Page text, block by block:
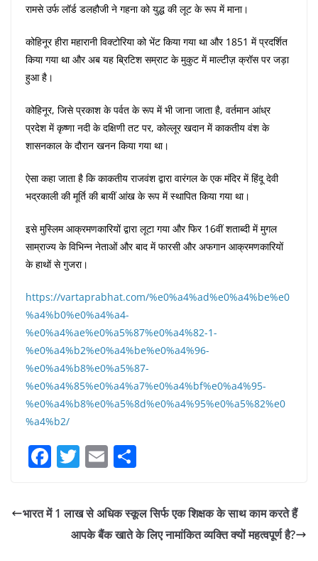
रामसे उर्फ ​​लॉर्ड डलहौजी ने गहना को युद्ध की लूट के रूप में माना।
कोहिनूर हीरा महारानी विक्टोरिया को भेंट किया गया था और 1851 में प्रदर्शित
किया गया था और अब यह ब्रिटिश सम्राट के मुकुट में माल्टीज़ क्रॉस पर जड़ा
हुआ है।
कोहिनूर, जिसे प्रकाश के पर्वत के रूप में भी जाना जाता है, वर्तमान आंध्र
प्रदेश में कृष्णा नदी के दक्षिणी तट पर, कोल्लूर खदान में काकतीय वंश के
शासनकाल के दौरान खनन किया गया था।
ऐसा कहा जाता है कि काकतीय राजवंश द्वारा वारंगल के एक मंदिर में हिंदू देवी
भद्रकाली की मूर्ति की बायीं आंख के रूप में स्थापित किया गया था।
इसे मुस्लिम आक्रमणकारियों द्वारा लूटा गया और फिर 16वीं शताब्दी में मुगल
साम्राज्य के विभिन्न नेताओं और बाद में फारसी और अफगान आक्रमणकारियों
के हाथों से गुजरा।
https://vartaprabhat.com/%e0%a4%ad%e0%a4%be%e0
%a4%b0%e0%a4%a4-
%e0%a4%ae%e0%a5%87%e0%a4%82-1-
%e0%a4%b2%e0%a4%be%e0%a4%96-
%e0%a4%b8%e0%a5%87-
%e0%a4%85%e0%a4%a7%e0%a4%bf%e0%a4%95-
%e0%a4%b8%e0%a5%8d%e0%a4%95%e0%a5%82%e0
%a4%b2/
F
c
e
T
itt
er
E
ai
l
ar
e
भारत में 1 लाख से अधिक स्कूल सिर्फ एक शिक्षक के साथ काम करते हैं
आपके बैंक खाते के लिए नामांकित व्यक्ति क्यों महत्वपूर्ण है?